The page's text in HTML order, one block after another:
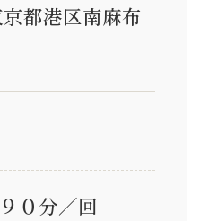
都港区南麻布
０分／回